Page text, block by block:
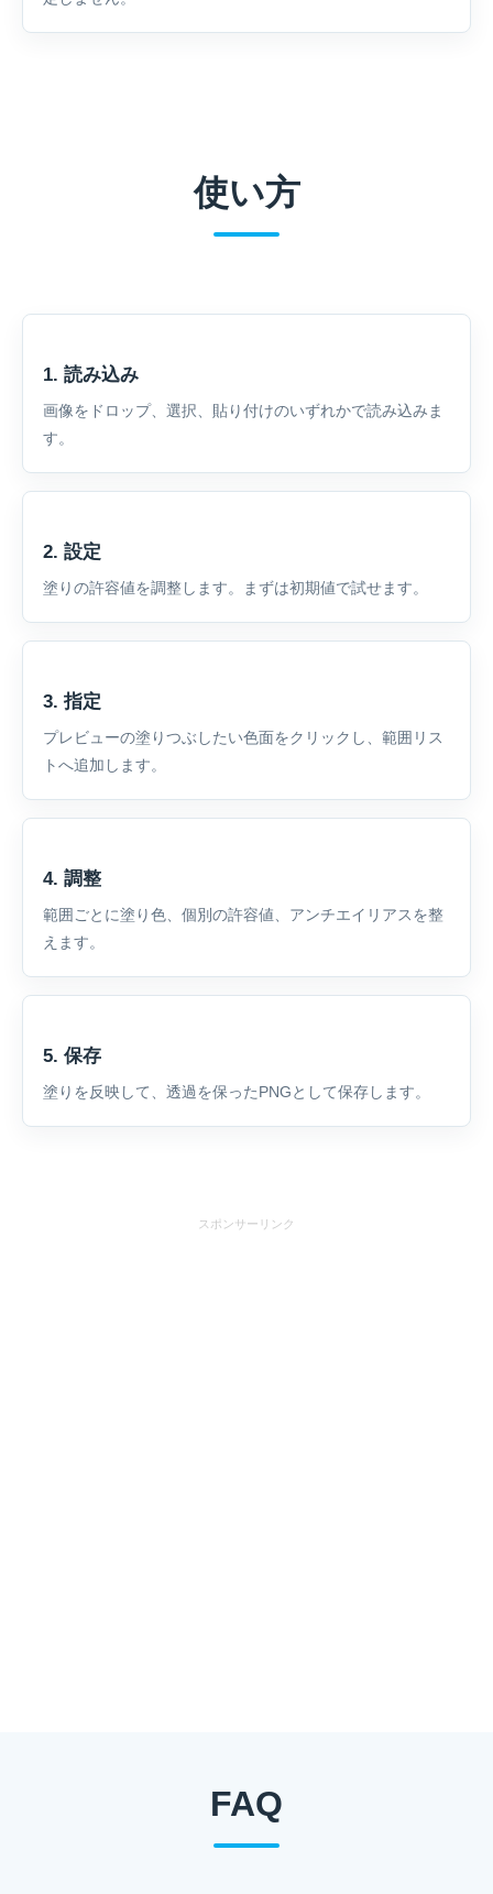
使い方
1. 読み込み
画像をドロップ、選択、貼り付けのいずれかで読み込みま
す。
2. 設定
塗りの許容値を調整します。まずは初期値で試せます。
3. 指定
プレビューの塗りつぶしたい色面をクリックし、範囲リス
トへ追加します。
4. 調整
範囲ごとに塗り色、個別の許容値、アンチエイリアスを整
えます。
5. 保存
塗りを反映して、透過を保ったPNGとして保存します。
スポンサーリンク
FAQ